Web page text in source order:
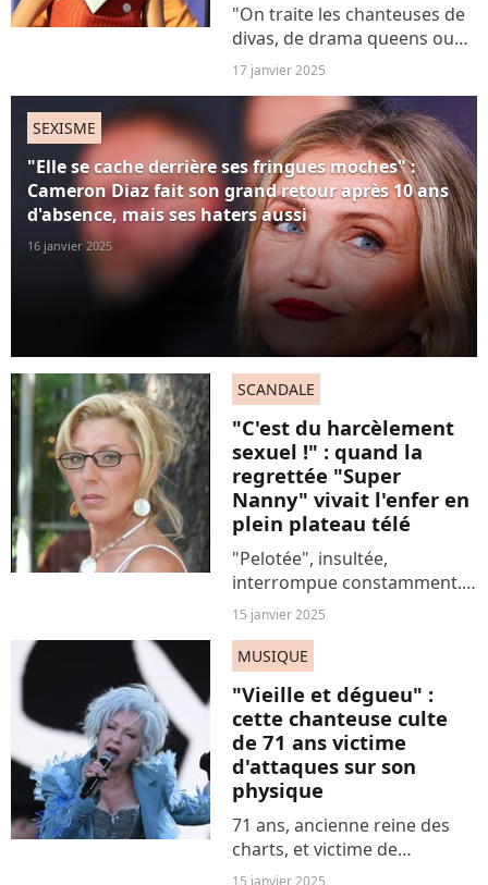
"On traite les chanteuses de
divas, de drama queens ou
d'hystériques". Il faut écouter
le témoignage puissant de
Flore Benguigui, ex
chanteuse du groupe
L'impératrice, sur la
misogynie...
17 janvier 2025
SEXISME
"Elle se cache derrière ses fringues moches" :
Cameron Diaz fait son grand retour après 10 ans
d'absence, mais ses haters aussi
16 janvier 2025
SCANDALE
"C'est du harcèlement
sexuel !" : quand la
regrettée "Super
Nanny" vivait l'enfer en
plein plateau télé
"Pelotée", insultée,
interrompue constamment...
L'iconique Cathy de l'émission
Super Nanny a tout vécu ce
jour-là, sur le plateau
cauchemardesque de ce talk
show à succès.
15 janvier 2025
MUSIQUE
"Vieille et dégueu" :
cette chanteuse culte
de 71 ans victime
d'attaques sur son
physique
71 ans, ancienne reine des
charts, et victime de
misogynie après des extraits